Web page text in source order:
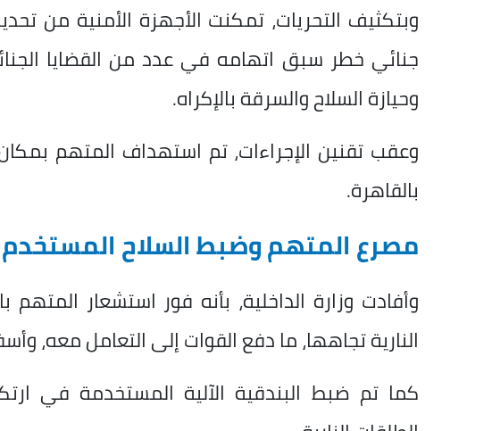
وبتكثيف التحريات، تمكنت الأجهزة الأمنية من
جنائي خطر سبق اتهامه في عدد من القضايا
وحيازة السلاح والسرقة بالإكراه.
وعقب تقنين الإجراءات، تم استهداف المتهم
بالقاهرة.
مصرع المتهم وضبط السلاح المستخدم
وأفادت وزارة الداخلية، بأنه فور استشعار المتهم
النارية تجاهها، ما دفع القوات إلى التعامل معه،
كما تم ضبط البندقية الآلية المستخدمة في